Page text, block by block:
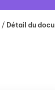
/ Détail du